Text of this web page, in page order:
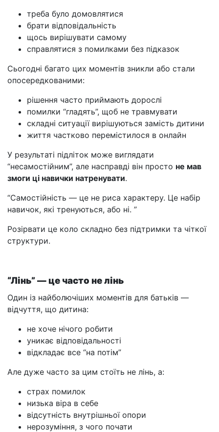
треба було домовлятися
брати відповідальність
щось вирішувати самому
справлятися з помилками без підказок
Сьогодні багато цих моментів зникли або стали
опосередкованими:
рішення часто приймають дорослі
помилки “гладять”, щоб не травмувати
складні ситуації вирішуються замість дитини
життя частково перемістилося в онлайн
У результаті підліток може виглядати
“несамостійним”, але насправді він просто не мав
змоги ці навички натренувати.
“Самостійність — це не риса характеру. Це набір
навичок, які тренуються, або ні. ”
Розірвати це коло складно без підтримки та чіткої
структури.
“Лінь” — це часто не лінь
Один із найболючіших моментів для батьків —
відчуття, що дитина:
не хоче нічого робити
уникає відповідальності
відкладає все “на потім”
Але дуже часто за цим стоїть не лінь, а:
страх помилок
низька віра в себе
відсутність внутрішньої опори
нерозуміння, з чого почати